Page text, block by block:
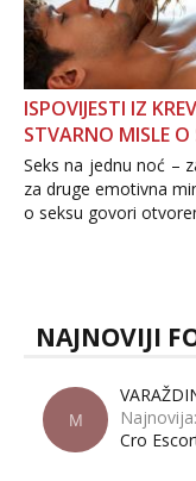
ISPOVIJESTI IZ
STVARNO MISLE O
Seks na jednu noć –
za druge emotivna
o seksu govori
dalje izaziva burne
NAJNOVIJI
M
Cro